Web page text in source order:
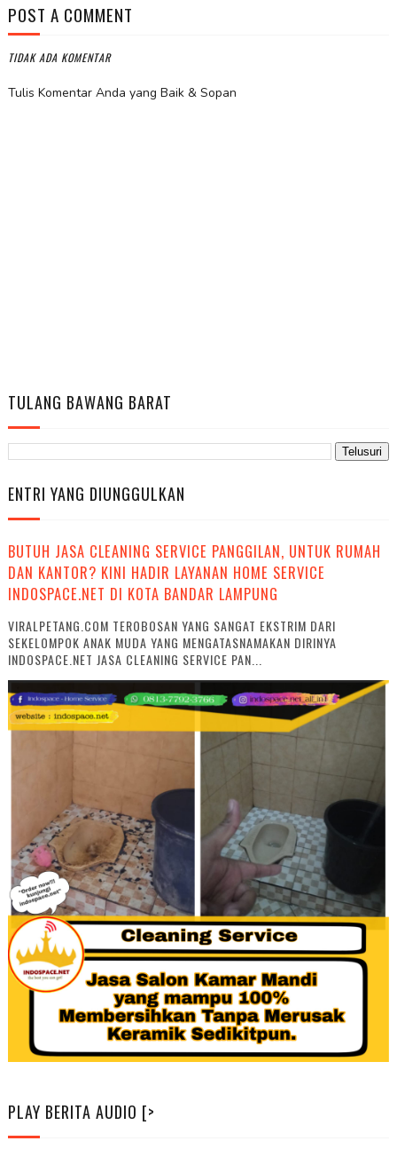
POST A COMMENT
TIDAK ADA KOMENTAR
Tulis Komentar Anda yang Baik & Sopan
TULANG BAWANG BARAT
ENTRI YANG DIUNGGULKAN
BUTUH JASA CLEANING SERVICE PANGGILAN, UNTUK RUMAH
DAN KANTOR? KINI HADIR LAYANAN HOME SERVICE
INDOSPACE.NET DI KOTA BANDAR LAMPUNG
VIRALPETANG.COM TEROBOSAN YANG SANGAT EKSTRIM DARI
SEKELOMPOK ANAK MUDA YANG MENGATASNAMAKAN DIRINYA
INDOSPACE.NET JASA CLEANING SERVICE PAN...
PLAY BERITA AUDIO [>